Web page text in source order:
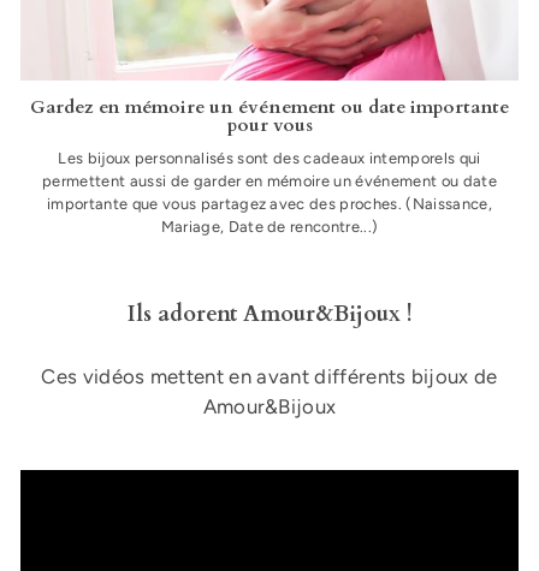
Gardez en mémoire un événement ou date importante
pour vous
Les bijoux personnalisés sont des cadeaux intemporels qui
permettent aussi de garder en mémoire un événement ou date
importante que vous partagez avec des proches. (Naissance,
Mariage, Date de rencontre...)
Ils adorent Amour&Bijoux !
Ces vidéos mettent en avant différents bijoux de
Amour&Bijoux